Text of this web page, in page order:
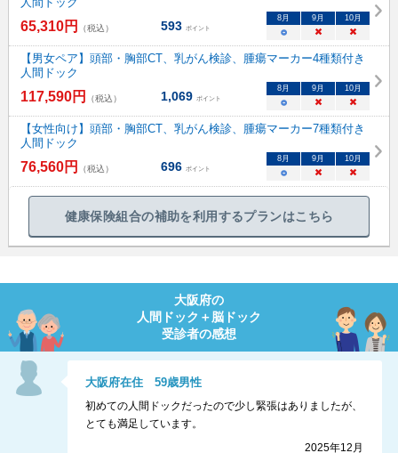
65,310円 （税込） 593 ポイント
8月 9月 10月
○ × ×
【男女ペア】頭部・胸部CT、乳がん検診、腫瘍マーカー4種類付き
人間ドック
117,590円 （税込） 1,069 ポイント
8月 9月 10月
○ × ×
【女性向け】頭部・胸部CT、乳がん検診、腫瘍マーカー7種類付き
人間ドック
76,560円 （税込） 696 ポイント
8月 9月 10月
○ × ×
健康保険組合の補助を利用するプランはこちら
大阪府の
人間ドック＋脳ドック
受診者の感想
大阪府在住59歳男性
初めての人間ドックだったので少し緊張はありましたが、
とても満足しています。
2025年12月